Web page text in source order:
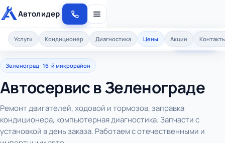
Автолидер
Услуги Кондиционер Диагностика Цены Акции
8-985-363-77-44 Записаться
Зеленоград · 16-й микрорайон
Автосервис в Зеленограде
Ремонт двигателей, ходовой и тормозов, заправка
кондиционера, компьютерная диагностика. Запчасти с
установкой в день заказа. Работаем с отечественными и